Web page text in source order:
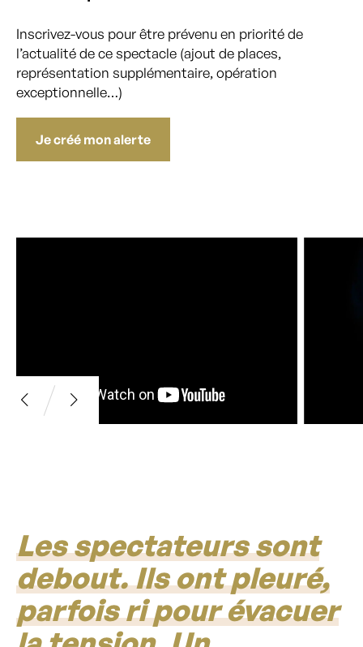
Inscrivez-vous pour être prévenu en priorité de
l’actualité de ce spectacle (ajout de places,
représentation supplémentaire, opération
exceptionnelle…)
Je créé mon alerte
Les spectateurs sont
debout. Ils ont pleuré,
parfois ri pour évacuer